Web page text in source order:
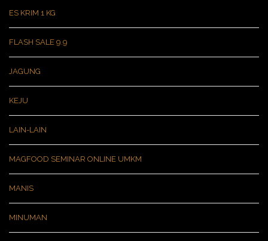
ES KRIM 1 KG
FLASH SALE 9.9
JAGUNG
KEJU
LAIN-LAIN
MAGFOOD SEMINAR ONLINE UMKM
MANIS
MINUMAN